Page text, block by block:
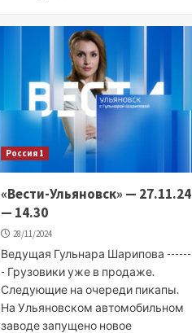
Россия 1
«Вести-Ульяновск» — 27.11.24
— 14.30
28/11/2024
Ведущая Гульнара Шарипова ------
- Грузовики уже в продаже.
Следующие на очереди пикапы.
На Ульяновском автомобильном
заводе запущено новое